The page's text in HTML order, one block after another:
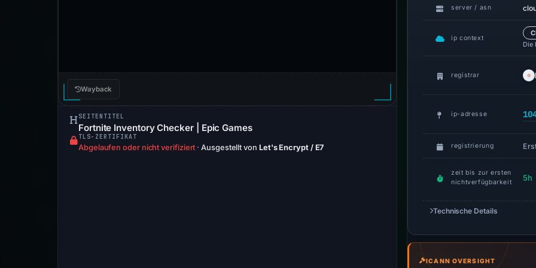
Wayback
SEITENTITEL
Fortnite Inventory Checker | Epic Games
TLS-ZERTIFIKAT
Abgelaufen oder nicht verifiziert · Ausgestellt von Let's Encrypt / E7
server / asn
ip context
Die
registrar
ip-adresse
registrierung
zeit bis zur ersten
nichtverfügbarkeit
5h
Technische Details
ICANN OVERSIGHT